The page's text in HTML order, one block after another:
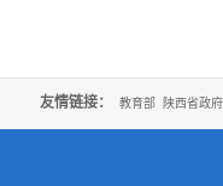
友情链接： 教育部 陕西省政府